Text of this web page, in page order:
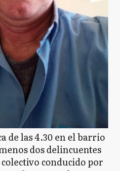
de las 4.30 en el barrio
dos delincuentes
conducido por